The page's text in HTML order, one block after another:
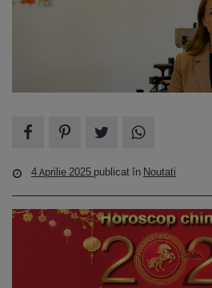
4 Aprilie 2025 publicat în Noutati